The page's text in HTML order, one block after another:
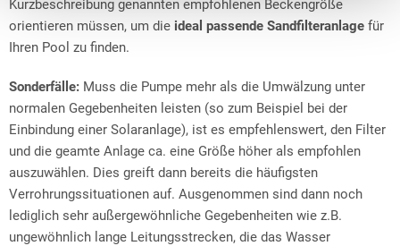
Kurzbeschreibung genannten empfohlenen Beckengröße
orientieren müssen, um die ideal passende Sandfilteranlage für
Ihren Pool zu finden.
Sonderfälle: Muss die Pumpe mehr als die Umwälzung unter
normalen Gegebenheiten leisten (so zum Beispiel bei der
Einbindung einer Solaranlage), ist es empfehlenswert, den Filter
und die geamte Anlage ca. eine Größe höher als empfohlen
auszuwählen. Dies greift dann bereits die häufigsten
Verrohrungssituationen auf. Ausgenommen sind dann noch
lediglich sehr außergewöhnliche Gegebenheiten wie z.B.
ungewöhnlich lange Leitungsstrecken, die das Wasser